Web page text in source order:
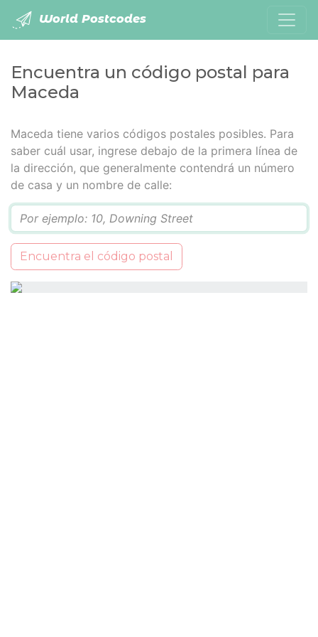
World Postcodes
Encuentra un código postal para
Maceda
Maceda tiene varios códigos postales posibles. Para
saber cuál usar, ingrese debajo de la primera línea de
la dirección, que generalmente contendrá un número
de casa y un nombre de calle:
Encuentra el código postal